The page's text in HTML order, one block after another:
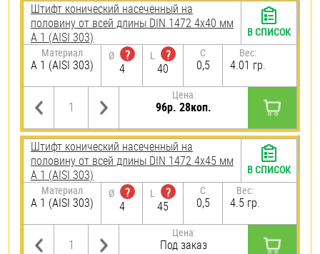
Штифт конический насеченный на
половину от всей длины DIN 1472 4х40 мм
А 1 (AISI 303)
Материал
А 1 (AISI 303)
Ø
?
4
L
?
40
C
0,5
Вес:
4.01 гр.
Цена:
96р. 28коп.
В СПИСОК
Штифт конический насеченный на
половину от всей длины DIN 1472 4х45 мм
А 1 (AISI 303)
Материал
А 1 (AISI 303)
Ø
?
4
L
?
45
C
0,5
Вес:
4.5 гр.
Цена:
Под заказ
В СПИСОК